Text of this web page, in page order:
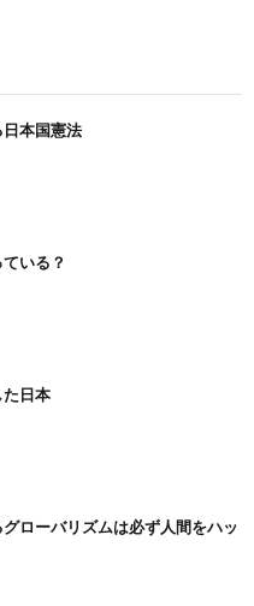
本国憲法
いる？
た日本
ローバリズムは必ず人間をハッ